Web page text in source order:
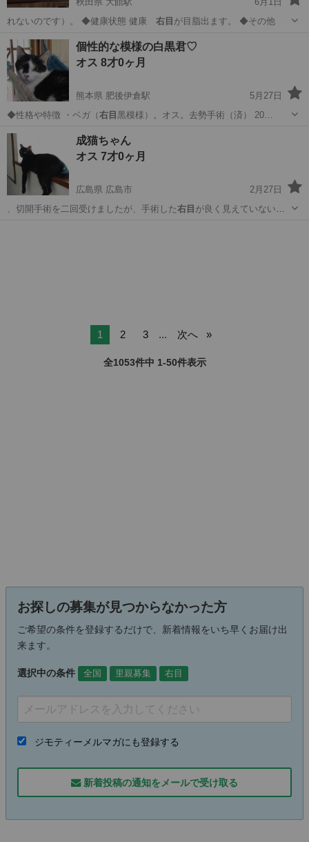
れないのです）。 ◆健康状態 健康 右目 が目脂出ます。 ◆その他
秋田 大館市 大館駅 猫 右目
個性的な模様の白黒君♡
オス 8才0ヶ月
熊本県 肥後伊倉駅
5月27日
◆性格や特徴 ・ベガ（右目 黒模様）。オス。去勢手術（済） 20…
熊本 肥後伊倉駅
成猫ちゃん
オス 7才0ヶ月
広島県 広島市
2月27日
、切開手術を二回受けましたが、手術した右目 が良く見えていないと
1 2 3 ... 次へ
全1053件中 1-50件表示
お探しの募集が見つからなかった方
ご希望の条件を登録するだけで、新着情報をいち早くお届け出
来ます。
選択中の条件 全国 里親募集 右目
ジモティーメルマガにも登録する
新着投稿の通知をメールで受け取る